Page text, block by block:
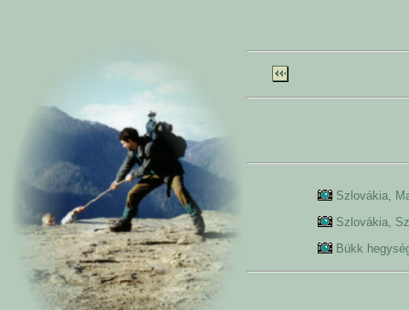
Szlovákia,
Szlovákia,
Bükk